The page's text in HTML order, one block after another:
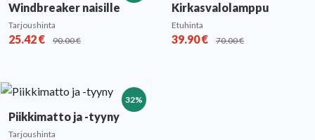
Windbreaker naisille
Tarjoushinta
25.42€ 90.00€
Kirkasvalolamppu
Etuhinta
39.90€ 70.00€
32%
Piikkimatto ja -tyyny
Tarjoushinta